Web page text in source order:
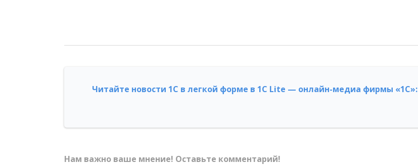
Читайте новости 1С в легкой форме в 1С Lite — онлайн-медиа фирмы «1С»:
Нам важно ваше мнение! Оставьте комментарий!